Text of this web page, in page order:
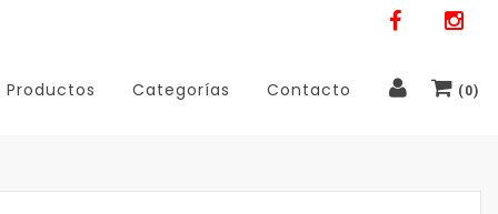
Productos Categorías Contacto ( 0)